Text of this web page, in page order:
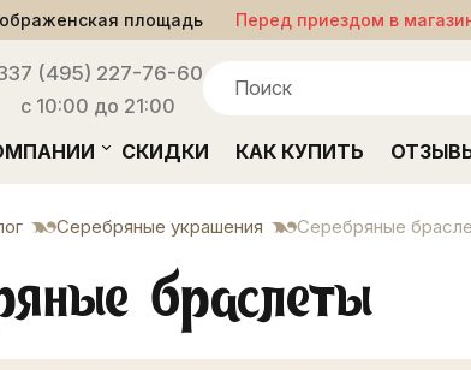
площадь Перед приездом в
7 (495) 227-76-60
с 10:00 до 21:00
СКИДКИ КАК КУПИТЬ
Серебряные украшения Серебряные
браслеты